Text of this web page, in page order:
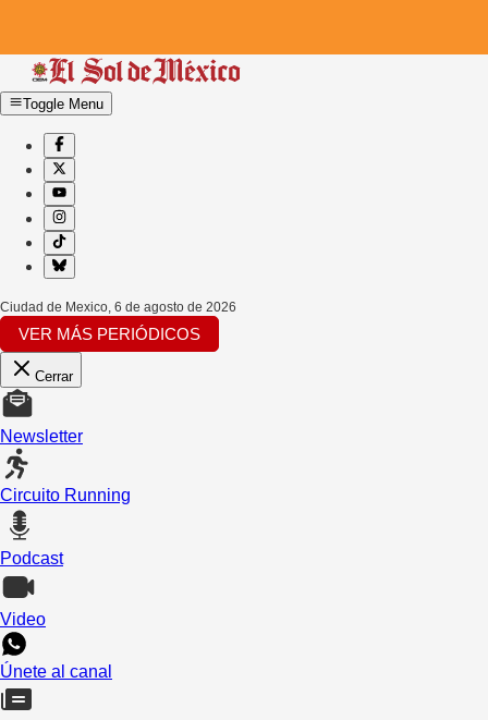
Toggle Menu
Ciudad de Mexico, 6 de agosto de 2026
VER MÁS PERIÓDICOS
Cerrar
Newsletter
Circuito Running
Podcast
Video
Únete al canal